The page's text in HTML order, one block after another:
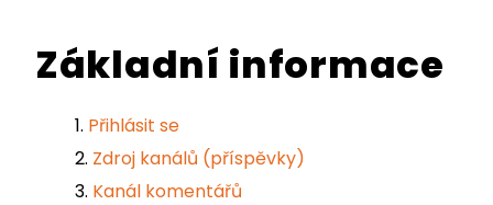
Základní informace
Přihlásit se
Zdroj kanálů (příspěvky)
Kanál komentářů